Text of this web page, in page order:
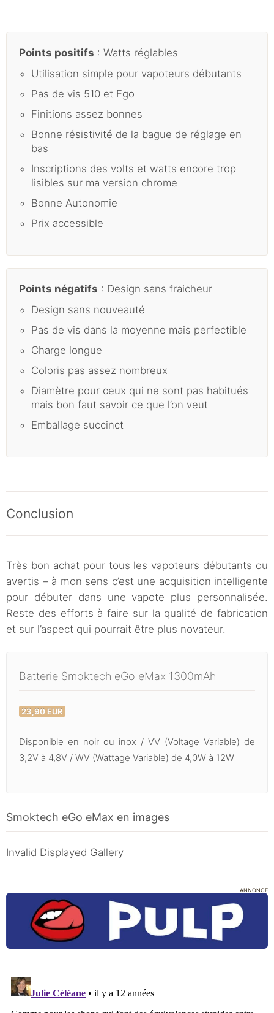
Points positifs : Watts réglables
Utilisation simple pour vapoteurs débutants
Pas de vis 510 et Ego
Finitions assez bonnes
Bonne résistivité de la bague de réglage en
bas
Inscriptions des volts et watts encore trop
lisibles sur ma version chrome
Bonne Autonomie
Prix accessible
Points négatifs : Design sans fraicheur
Design sans nouveauté
Pas de vis dans la moyenne mais perfectible
Charge longue
Coloris pas assez nombreux
Diamètre pour ceux qui ne sont pas habitués
mais bon faut savoir ce que l’on veut
Emballage succinct
Conclusion
Très bon achat pour tous les vapoteurs débutants ou
avertis – à mon sens c’est une acquisition intelligente
pour débuter dans une vapote plus personnalisée.
Reste des efforts à faire sur la qualité de fabrication
et sur l’aspect qui pourrait être plus novateur.
Batterie Smoktech eGo eMax 1300mAh
23,90 EUR
Disponible en noir ou inox / VV (Voltage Variable) de
3,2V à 4,8V / WV (Wattage Variable) de 4,0W à 12W
Smoktech eGo eMax en images
Invalid Displayed Gallery
ANNONCE